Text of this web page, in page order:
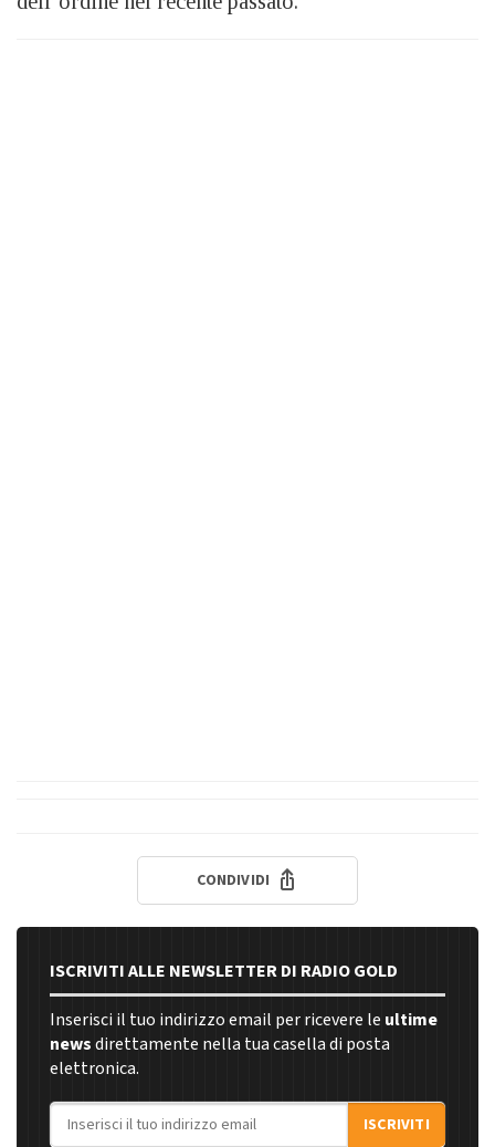
CONDIVIDI
ISCRIVITI ALLE NEWSLETTER DI RADIO GOLD
Inserisci il tuo indirizzo email per ricevere le ultime
newsdirettamente nella tua casella di posta
elettronica.
Indirizzo email
ISCRIVITI